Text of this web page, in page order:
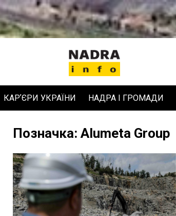
КАРʼЄРИ УКРАЇНИ НАДРА І ГРОМАДИ
Позначка:Alumeta Group